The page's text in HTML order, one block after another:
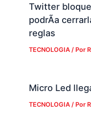
Twitter
podrÃ­a
reglas
TECNOLOGIA/ Por
Micro Led
TECNOLOGIA/ Por